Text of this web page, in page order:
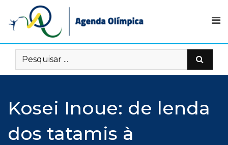
content
Kosei Inoue: de lenda
dos tatamis à